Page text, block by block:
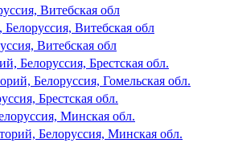
Витебская обл
Витебская обл
Витебская обл
Белоруссия, Брестская обл.
Белоруссия, Гомельская обл.
Брестская обл.
Минская обл.
Белоруссия, Минская обл.